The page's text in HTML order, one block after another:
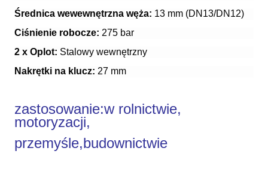
Średnica wewewnętrzna węża: 13 mm (DN13/DN12)
Ciśnienie robocze: 275 bar
2 x Oplot: Stalowy wewnętrzny
Nakrętki na klucz: 27 mm
zastosowanie:w rolnictwie,
motoryzacji,
przemyśle,budownictwie